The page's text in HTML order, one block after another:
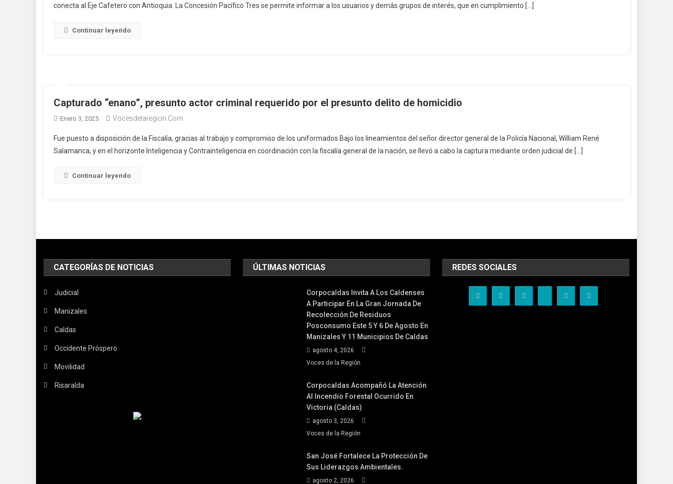
conecta al Eje Cafetero con Antioquia. La Concesión Pacífico Tres se permite informar a los usuarios y demás grupos de interés, que en cumplimiento […]
Continuar leyendo
Capturado “enano”, presunto actor criminal requerido por el presunto delito de homicidio
Enero 3, 2025 Vocesdelaregion.com
Fue puesto a disposición de la Fiscalía, gracias al trabajo y compromiso de los uniformados Bajo los lineamientos del señor director general de la Policía Nacional, William René
Salamanca, y en el horizonte Inteligencia y Contrainteligencia en coordinación con la fiscalía general de la nación, se llevó a cabo la captura mediante orden judicial de […]
Continuar leyendo
CATEGORÍAS DE NOTICIAS
Judicial
Manizales
Caldas
Occidente Próspero
Movilidad
Risaralda
ÚLTIMAS NOTICIAS
Corpocaldas Invita A Los Caldenses
A Participar En La Gran Jornada De
Recolección De Residuos
Posconsumo Este 5 Y 6 De Agosto En
Manizales Y 11 Municipios De Caldas
agosto 4, 2026
Voces de la Región
Corpocaldas Acompañó La Atención
Al Incendio Forestal Ocurrido En
Victoria (Caldas)
agosto 3, 2026
Voces de la Región
San José Fortalece La Protección De
Sus Liderazgos Ambientales.
agosto 2, 2026
REDES SOCIALES